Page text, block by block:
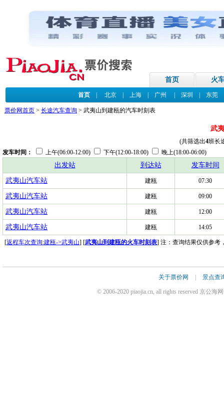
首页 火
首页| 北京| 上海| 广州 深圳 东莞
票价网首页 > 长途汽车查询 > 武夷山到建瓯的汽车时刻表
武
(共筛选出4班长
发车时间：
上午(06:00-12:00) 下午(12:00-18:00) 晚上(18:00-06:00)
出发站 到达站 发车时间
武夷山汽车站 建瓯 07:30
武夷山汽车站 建瓯 09:00
武夷山汽车站 建瓯 12:00
武夷山汽车站 建瓯 14:05
[返程车次查询:建瓯->武夷山] [武夷山到建瓯的火车时刻表] 注：查询结果仅供参考
关于票价网 | 景点查
© 2006-2020 piaojia.cn, all rights reserved 京公海